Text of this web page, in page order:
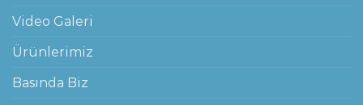
Video Galeri
Ürünlerimiz
Basında Biz